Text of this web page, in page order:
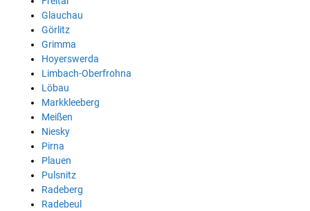
Glauchau
Görlitz
Grimma
Hoyerswerda
Limbach-Oberfrohna
Löbau
Markkleeberg
Meißen
Niesky
Pirna
Plauen
Pulsnitz
Radeberg
Radebeul